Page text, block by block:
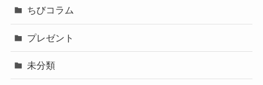
ちびコラム
プレゼント
未分類